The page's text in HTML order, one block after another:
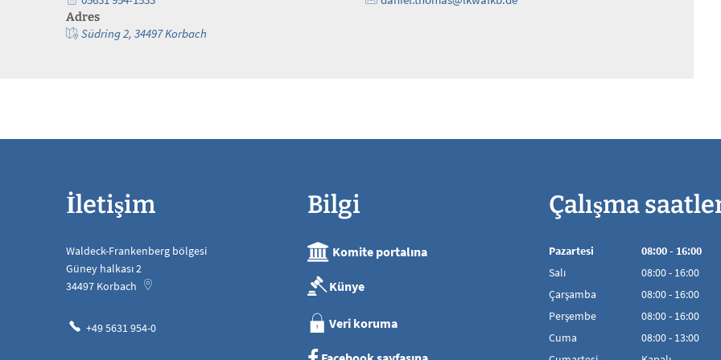
Adres
Südring 2, 34497 Korbach
İletişim
Waldeck-Frankenberg bölgesi
Güney halkası 2
34497 Korbach
+49 5631 954-0
Bilgi
Komite portalına
Künye
Veri koruma
Çalışma
Pazartesi 08:00- 16:00
08:00'den
Salı 08:00- 16:00
08:00'den
Çarşamba 08:00- 16:00
08:00'den
Perşembe 08:00- 16:00
08:00'den
Cuma 08:00- 13:00
08:00 - 13:00 arası